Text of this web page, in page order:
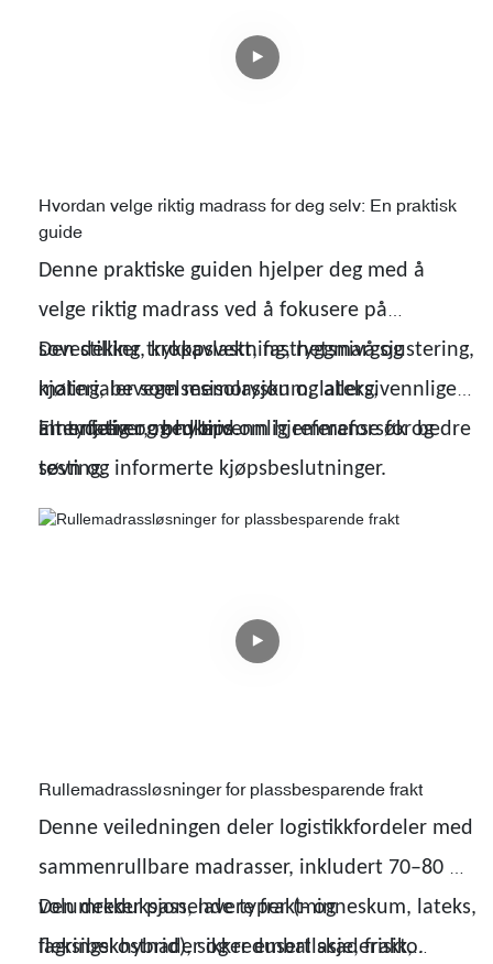
Hvordan velge riktig madrass for deg selv: En praktisk
guide
Denne praktiske guiden hjelper deg med å
velge riktig madrass ved å fokusere på
sovestilling, kroppsvekt, fasthetsnivå og
materialer som memoryskum, lateks,
innerfjærer og hybrid.
Den dekker trykkavlastning, ryggmargsjustering,
kjøling, bevegelsesisolasjon og allergivennlige
alternativer, med tips om hjemmeforsøk og
testing.
En tydelig og brukervennlig referanse for bedre
søvn og informerte kjøpsbeslutninger.
Rullemadrassløsninger for plassbesparende frakt
Denne veiledningen deler logistikkfordeler med
sammenrullbare madrasser, inkludert 70–80 %
volumreduksjon, lavere frakt- og
lagringskostnader og redusert skaderisiko.
Den dekker passende typer (minneskum, lateks,
fleksibel hybrid), sikker emballasje, frakt,